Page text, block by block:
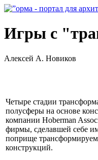
Игры с
Алексей А. Новиков
Четыре стадии
полусферы на основе
компании Hoberman
фирмы, сделавшей себе
поприще
конструкций.